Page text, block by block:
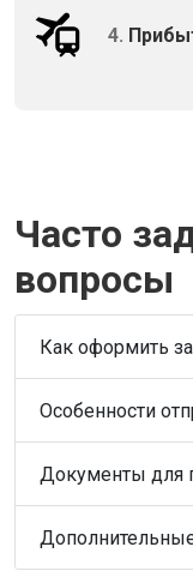
4.
Часто
вопросы
Как оформить
Особенности
Документы для